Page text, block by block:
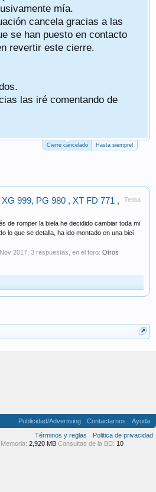
mía.
cancela gracias a las
se han puesto en contacto
revertir este cierre.
las iré comentando de
Cierre cancelado Hasta siempre!
Tema
999, PG 980 , XT FD 771 ,
de romper la biela he decidido cambiar toda mi
lo que se detalla, ha ido montado en una bici
2017 , 3 respuestas, en el foro: Otros
Publicidad/Advertising Contactarnos
Ayuda
Términos y reglas
Politica de privacidad
Memoria: 2,920 MB Consultas de la BD: 10